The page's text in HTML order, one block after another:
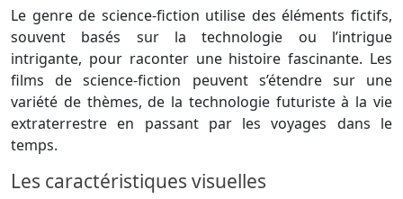
Le genre de science-fiction utilise des éléments fictifs,
souvent basés sur la technologie ou l’intrigue
intrigante, pour raconter une histoire fascinante. Les
films de science-fiction peuvent s’étendre sur une
variété de thèmes, de la technologie futuriste à la vie
extraterrestre en passant par les voyages dans le
temps.
Les caractéristiques visuelles